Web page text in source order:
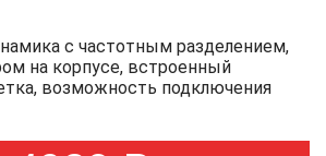
с частотным разделением,
на корпусе, встроенный
возможность подключения